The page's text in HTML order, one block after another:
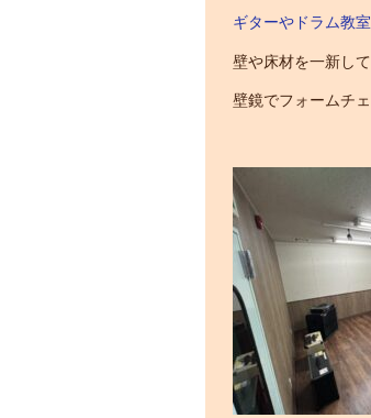
ギターやドラム教
壁や床材を一新し
壁鏡でフォームチ